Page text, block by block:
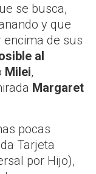
se busca,
y que
encima de sus
al
Milei,
Margaret
pocas
Tarjeta
por Hijo),